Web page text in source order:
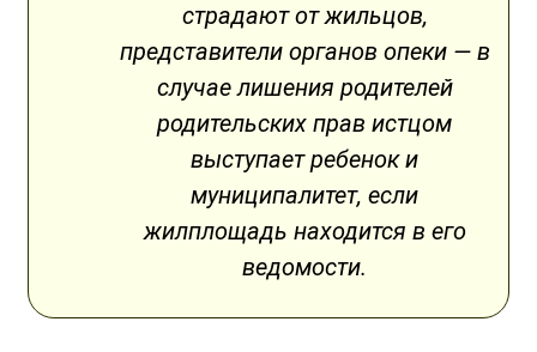
страдают от жильцов,
представители органов опеки — в
случае лишения родителей
родительских прав истцом
выступает ребенок и
муниципалитет, если
жилплощадь находится в его
ведомости.